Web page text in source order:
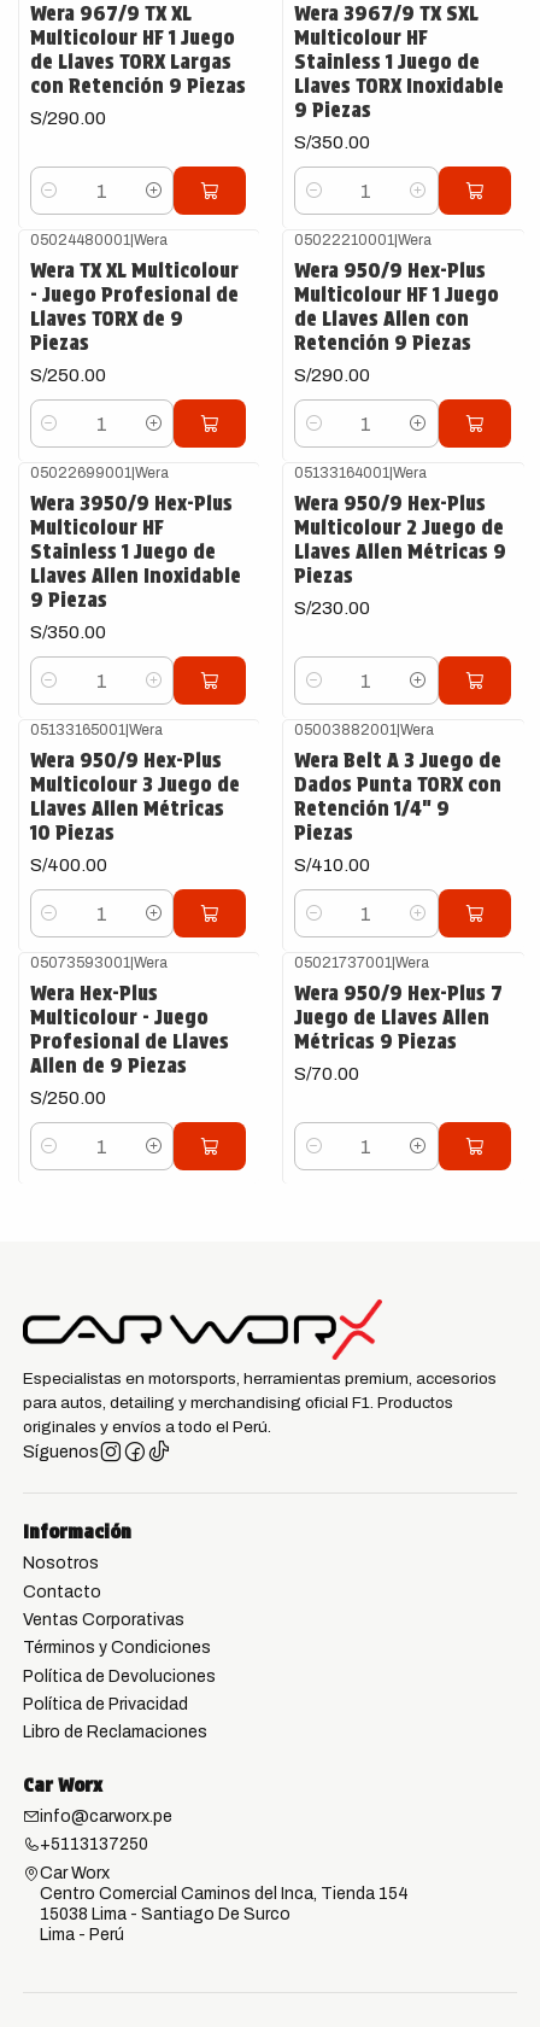
Wera 967/9 TX XL
Multicolour HF 1 Juego
de Llaves TORX Largas
con Retención 9 Piezas
S/290.00
Cantidad
Wera 3967/9 TX SXL
Multicolour HF
Stainless 1 Juego de
Llaves TORX Inoxidable
9 Piezas
S/350.00
Cantidad
05024480001 |Wera
Wera TX XL Multicolour
- Juego Profesional de
Llaves TORX de 9
Piezas
S/250.00
Cantidad
05022210001 |Wera
Wera 950/9 Hex-Plus
Multicolour HF 1 Juego
de Llaves Allen con
Retención 9 Piezas
S/290.00
Cantidad
05022699001 |Wera
Wera 3950/9 Hex-Plus
Multicolour HF
Stainless 1 Juego de
Llaves Allen Inoxidable
9 Piezas
S/350.00
Cantidad
05133164001 |Wera
Wera 950/9 Hex-Plus
Multicolour 2 Juego de
Llaves Allen Métricas 9
Piezas
S/230.00
Cantidad
05133165001 |Wera
Wera 950/9 Hex-Plus
Multicolour 3 Juego de
Llaves Allen Métricas
10 Piezas
S/400.00
Cantidad
05003882001 |Wera
Wera Belt A 3 Juego de
Dados Punta TORX con
Retención 1/4" 9
Piezas
S/410.00
Cantidad
05073593001 |Wera
Wera Hex-Plus
Multicolour - Juego
Profesional de Llaves
Allen de 9 Piezas
S/250.00
Cantidad
05021737001 |Wera
Wera 950/9 Hex-Plus 7
Juego de Llaves Allen
Métricas 9 Piezas
S/70.00
Cantidad
Especialistas en motorsports, herramientas premium, accesorios
para autos, detailing y merchandising oficial F1. Productos
originales y envíos a todo el Perú.
Síguenos
Información
Nosotros
Contacto
Ventas Corporativas
Términos y Condiciones
Política de Devoluciones
Política de Privacidad
Libro de Reclamaciones
Car Worx
info@carworx.pe
+5113137250
Car Worx
Centro Comercial Caminos del Inca, Tienda 154
15038 Lima - Santiago De Surco
Lima - Perú